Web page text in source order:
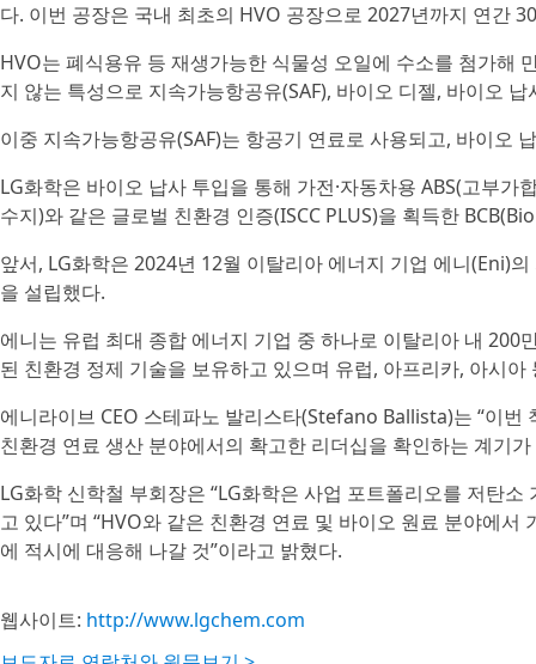
다. 이번 공장은 국내 최초의 HVO 공장으로 2027년까지 연간
HVO는 폐식용유 등 재생가능한 식물성 오일에 수소를 첨가해
지 않는 특성으로 지속가능항공유(SAF), 바이오 디젤, 바이오
이중 지속가능항공유(SAF)는 항공기 연료로 사용되고, 바이오
LG화학은 바이오 납사 투입을 통해 가전·자동차용 ABS(고부
수지)와 같은 글로벌 친환경 인증(ISCC PLUS)을 획득한
앞서, LG화학은 2024년 12월 이탈리아 에너지 기업 에니(Eni)
을 설립했다.
에니는 유럽 최대 종합 에너지 기업 중 하나로 이탈리아 내
된 친환경 정제 기술을 보유하고 있으며 유럽, 아프리카, 아시
에니라이브 CEO 스테파노 발리스타(Stefano Ballista)는 “이
친환경 연료 생산 분야에서의 확고한 리더십을 확인하는 계기
LG화학 신학철 부회장은 “LG화학은 사업 포트폴리오를 저탄
고 있다”며 “HVO와 같은 친환경 연료 및 바이오 원료 분야에
에 적시에 대응해 나갈 것”이라고 밝혔다.
웹사이트: http://www.lgchem.com